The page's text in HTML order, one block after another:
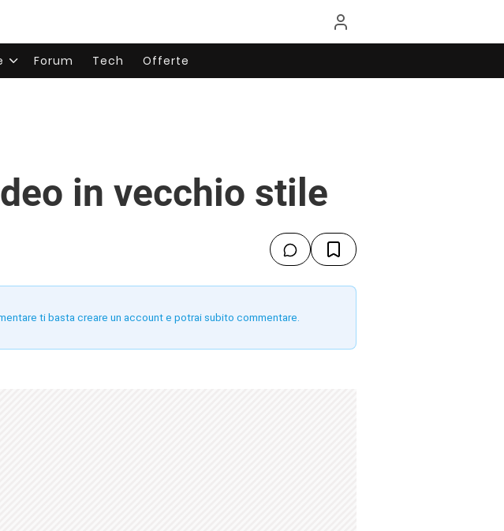
Forum Tech Offerte
in vecchio stile
ti basta creare un account e potrai subito commentare.